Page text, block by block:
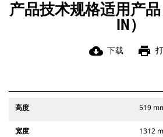
产品技术规格适用产品
IN）
cloud_download 下载 print
高度 519
宽度 1312